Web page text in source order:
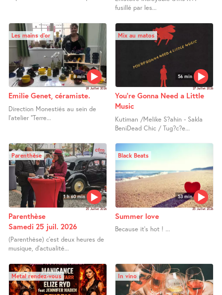
fusillé par les...
8 min
Les mains d’or
28 Juillet 2026
Emilie Genet, céramiste.
Direction Monestiés au sein de
l’atelier "Terre...
56 min
Mix au matos
27 Juillet 2026
You’re Gonna Need a Little
Music
Kutiman /Melike S?ahin - Sakla
BeniDead Chic / Tug?c?e...
1 h 60 min
Parenthèse
25 Juillet 2026
Parenthèse
Samedi 25 juil. 2026
(Parenthèse) c’est deux heures de
musique, d’actualité...
53 min
Black Beats
25 Juillet 2026
Summer love
Because it’s hot ! ...
Metal rendez-vous In vino